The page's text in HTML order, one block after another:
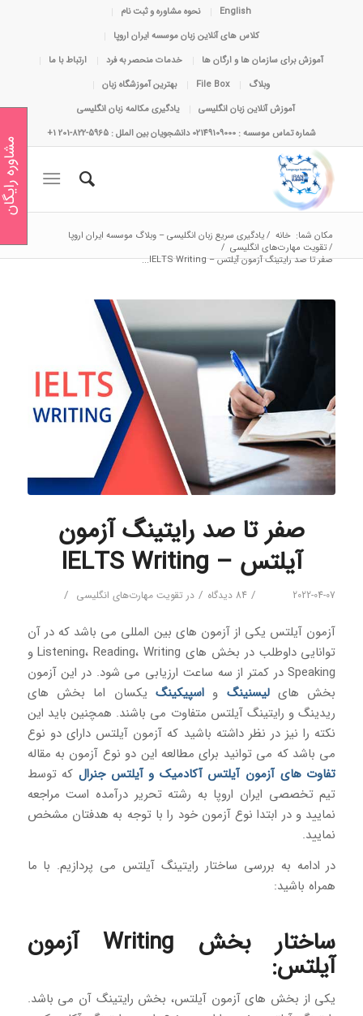
English
نحوه مشاوره و ثبت نام
کلاس های آنلاین زبان موسسه ایران اروپا
آموزش برای سازمان ها و ارگان ها
خدمات منحصر به فرد
ارتباط با ما
وبلاگ
File Box
بهترین آموزشگاه زبان
آموزش آنلاین زبان انگلیسی
یادگیری مکالمه زبان انگلیسی
شماره تماس موسسه : 02149109000 دانشجویان بین الملل : 5965-822-201 1+
مکان شما: خانه / یادگیری سریع زبان انگلیسی – وبلاگ موسسه ایران اروپا
/ تقویت مهارت‌های انگلیسی /
صفر تا صد رایتینگ آزمون آیلتس – IELTS Writing...
صفر تا صد رایتینگ آزمون
آیلتس – IELTS Writing
2022-04-07
/ 84 دیدگاه / در تقویت مهارت‌های انگلیسی /
آزمون آیلتس یکی از آزمون های بین المللی می باشد که در آن
توانایی داوطلب در بخش های Listening، Reading، Writing و
Speaking در کمتر از سه ساعت ارزیابی می شود. در این آزمون
بخش هایلیسنینگ و اسپیکینگیکسان اما بخش های
ریدینگ و رایتینگ آیلتس متفاوت می باشند. همچنین باید این
نکته را نیز در نظر داشته باشید که آزمون آیلتس دارای دو نوع
می باشد که می توانید برای مطالعه این دو نوع آزمون به مقاله
تفاوت های آزمون آیلتس آکادمیک و آیلتس جنرال که توسط
تیم تخصصی ایران اروپا به رشته تحریر درآمده است مراجعه
نمایید و در ابتدا نوع آزمون خود را با توجه به هدفتان مشخص
نمایید.
در ادامه به بررسی ساختار رایتینگ آیلتس می پردازیم. با ما
همراه باشید:
ساختار بخش Writing آزمون
آیلتس:
یکی از بخش های آزمون آیلتس، بخش رایتینگ آن می باشد.